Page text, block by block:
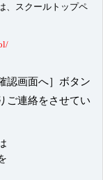
、スクールトップペ
認画面へ］ボタン
ご連絡をさせてい